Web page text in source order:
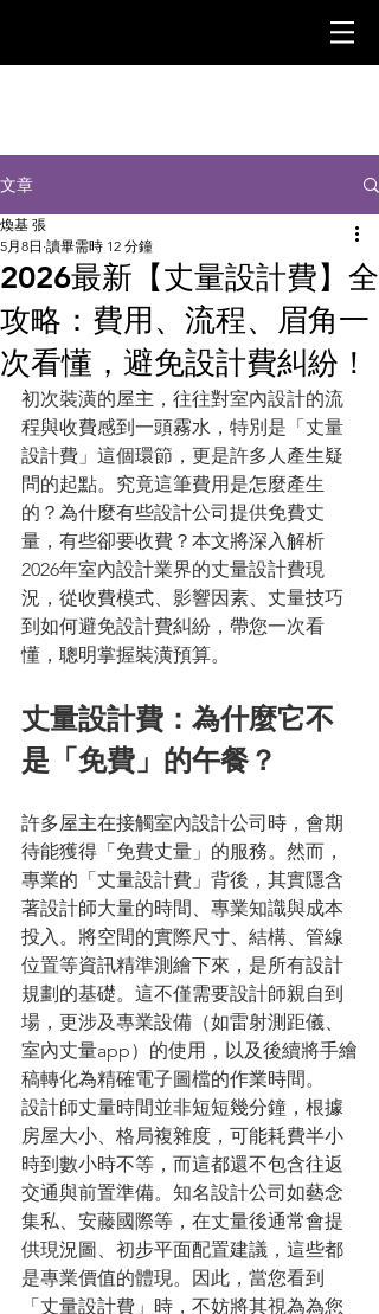
文章
2026最新【丈量設計費】全
攻略：費用、流程、眉角一
次看懂，避免設計費糾紛！
煥基 張
5月8日 讀畢需時 12 分鐘
初次裝潢的屋主，往往對室內設計的流
程與收費感到一頭霧水，特別是「丈量
設計費」這個環節，更是許多人產生疑
問的起點。究竟這筆費用是怎麼產生
的？為什麼有些設計公司提供免費丈
量，有些卻要收費？本文將深入解析
2026年室內設計業界的丈量設計費現
況，從收費模式、影響因素、丈量技巧
到如何避免設計費糾紛，帶您一次看
懂，聰明掌握裝潢預算。
丈量設計費：為什麼它不
是「免費」的午餐？
許多屋主在接觸室內設計公司時，會期
待能獲得「免費丈量」的服務。然而，
專業的「丈量設計費」背後，其實隱含
著設計師大量的時間、專業知識與成本
投入。將空間的實際尺寸、結構、管線
位置等資訊精準測繪下來，是所有設計
規劃的基礎。這不僅需要設計師親自到
場，更涉及專業設備（如雷射測距儀、
室內丈量app）的使用，以及後續將手繪
稿轉化為精確電子圖檔的作業時間。
設計師丈量時間並非短短幾分鐘，根據
房屋大小、格局複雜度，可能耗費半小
時到數小時不等，而這都還不包含往返
交通與前置準備。知名設計公司如藝念
集私、安藤國際等，在丈量後通常會提
供現況圖、初步平面配置建議，這些都
是專業價值的體現。因此，當您看到
「丈量設計費」時，不妨將其視為為您